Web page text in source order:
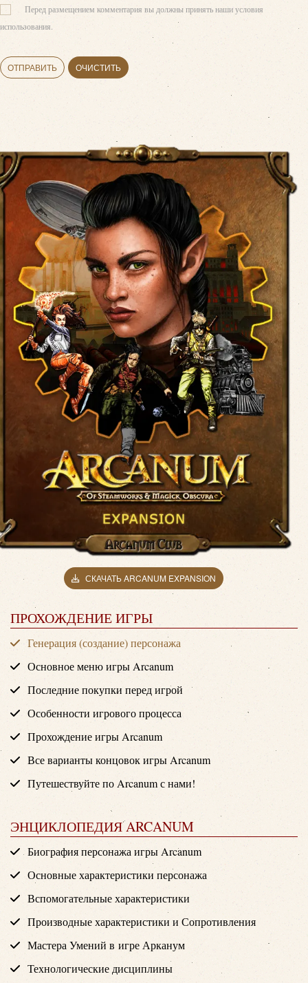
Перед размещением комментария вы должны принять наши условия
использования.
ОТПРАВИТЬ ОЧИСТИТЬ
СКАЧАТЬ ARCANUM EXPANSION
ПРОХОЖДЕНИЕ ИГРЫ
Генерация (создание) персонажа
Основное меню игры Arcanum
Последние покупки перед игрой
Особенности игрового процесса
Прохождение игры Arcanum
Все варианты концовок игры Arcanum
Путешествуйте по Arcanum с нами!
ЭНЦИКЛОПЕДИЯ ARCANUM
Биография персонажа игры Arcanum
Основные характеристики персонажа
Вспомогательные характеристики
Производные характеристики и Сопротивления
Мастера Умений в игре Арканум
Технологические дисциплины